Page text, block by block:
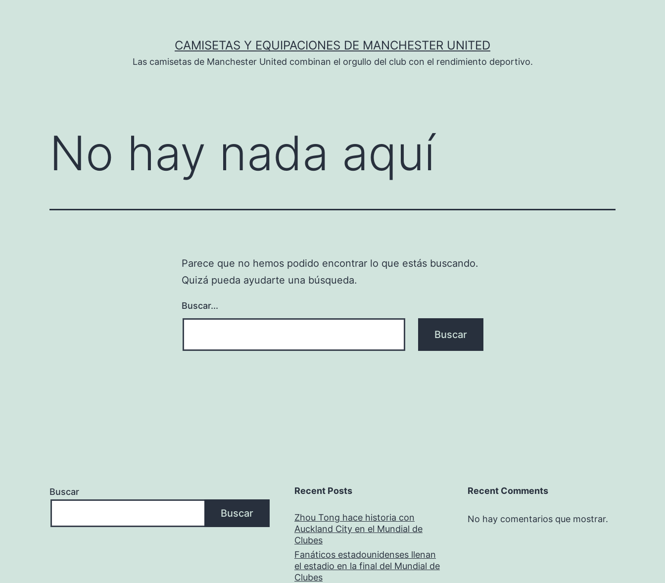
CAMISETAS Y EQUIPACIONES DE MANCHESTER UNITED
Las camisetas de Manchester United combinan el orgullo del club con el rendimiento deportivo.
No hay nada aquí
Parece que no hemos podido encontrar lo que estás buscando.
Quizá pueda ayudarte una búsqueda.
Buscar...
Buscar
Buscar
Recent Posts
Zhou Tong hace historia con
Auckland City en el Mundial de
Clubes
Fanáticos estadounidenses llenan
el estadio en la final del Mundial de
Clubes
Recent Comments
No hay comentarios que mostrar.